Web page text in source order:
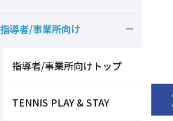
指導者/事業所向け
指導者/事業所向けトップ
TENNIS PLAY & STAY